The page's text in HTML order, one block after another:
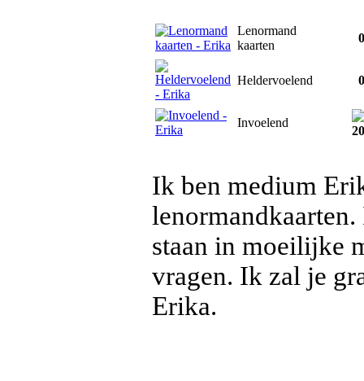
Lenormand
kaarten
Heldervoelend
Invoelend
Ik ben medium
staan in moeilijke
vragen. Ik zal je
Erika.